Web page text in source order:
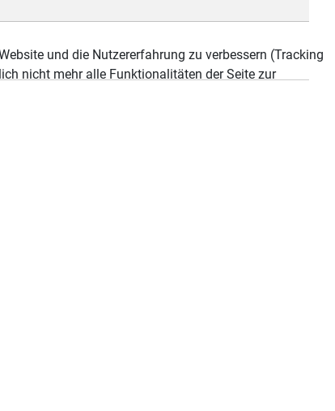
und die Nutzererfahrung zu verbessern (Tracking
nicht mehr alle Funktionalitäten der Seite zur